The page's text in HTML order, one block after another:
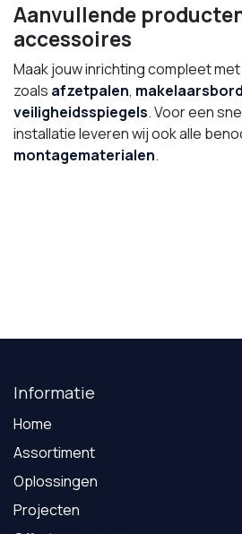
Aanvullende
accessoires
Maak jouw inrichting compleet
zoals afzetpalen,
veiligheidsspiegels. Voor een
installatie leveren wij ook alle
montagematerialen.
Informatie
Home
Assortiment
Oplossingen
Projecten